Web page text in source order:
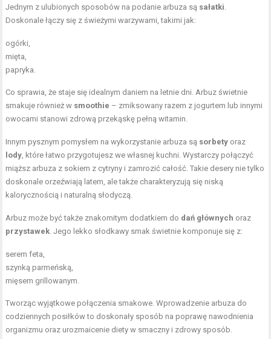
Jednym z ulubionych sposobów na podanie arbuza są sałatki.
Doskonale łączy się z świeżymi warzywami, takimi jak:
ogórki,
mięta,
papryka.
Co sprawia, że staje się idealnym daniem na letnie dni. Arbuz świetnie
smakuje również w smoothie – zmiksowany razem z jogurtem lub innymi
owocami stanowi zdrową przekąskę pełną witamin.
Innym pysznym pomysłem na wykorzystanie arbuza są sorbety oraz
lody, które łatwo przygotujesz we własnej kuchni. Wystarczy połączyć
miąższ arbuza z sokiem z cytryny i zamrozić całość. Takie desery nie tylko
doskonale orzeźwiają latem, ale także charakteryzują się niską
kalorycznością i naturalną słodyczą.
Arbuz może być także znakomitym dodatkiem do dań głównych oraz
przystawek. Jego lekko słodkawy smak świetnie komponuje się z:
serem feta,
szynką parmeńską,
mięsem grillowanym.
Tworząc wyjątkowe połączenia smakowe. Wprowadzenie arbuza do
codziennych posiłków to doskonały sposób na poprawę nawodnienia
organizmu oraz urozmaicenie diety w smaczny i zdrowy sposób.